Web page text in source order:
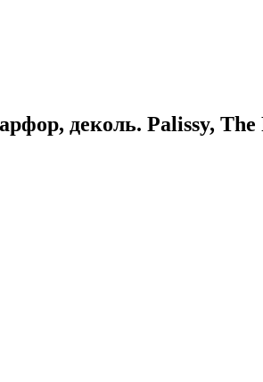
деколь. Palissy, The